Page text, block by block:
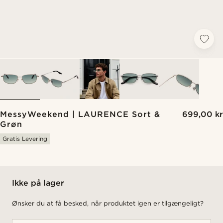
MessyWeekend | LAURENCE Sort &
Grøn
699,00 kr
Gratis Levering
Ikke på lager
Ønsker du at få besked, når produktet igen er tilgængeligt?